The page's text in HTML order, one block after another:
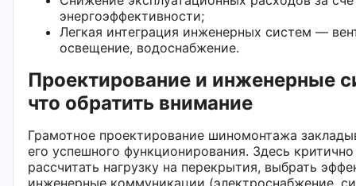
энергоэффективности;
Легкая интеграция инженерных систем —
освещение, водоснабжение.
Проектирование и инженерные
что обратить внимание
Грамотное проектирование шиномонтажа
его успешного функционирования. Здесь
рассчитать нагрузку на перекрытия, выбрать
инженерные коммуникации (электроснабжение,